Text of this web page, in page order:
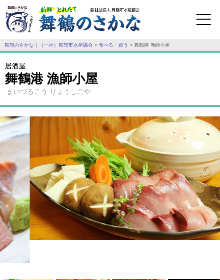
舞鶴のさかな｜（一社）舞鶴市水産協会> 食べる・買う > 舞鶴港 漁師小屋
居酒屋
舞鶴港 漁師小屋
まいづるこう りょうしごや